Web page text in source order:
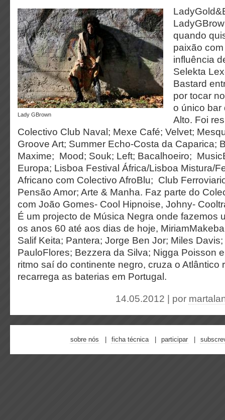
Lady GBrown
quando
paixão
influência
Selekta
Bastard
por tocar
o único bar
Alto. Foi
Colectivo Club Naval; Mexe Café; Velvet;
Groove Art; Summer Echo-Costa da Caparica;
Maxime; Mood; Souk; Left; Bacalhoeiro;
Europa; Lisboa Festival África/Lisboa Mistura/
Africano com Colectivo AfroBlu; Club
Pensão Amor; Arte & Manha. Faz parte do
com João Gomes- Cool Hipnoise, Johny-
É um projecto de Música Negra onde fazemos
os anos 60 até aos dias de hoje,
Salif Keita; Pantera; Jorge Ben Jor; Miles
PauloFlores; Bezzera da Silva; Nigga Poisson
ritmo saí do continente negro, cruza o Atlântico
recarrega as baterias em Portugal.
14.05.2012 | por
sobre nós ficha técnica participar